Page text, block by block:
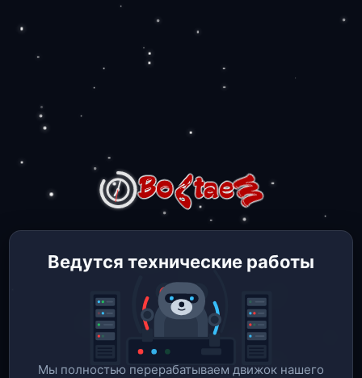
Ведутся технические работы
Мы полностью перерабатываем движок нашего